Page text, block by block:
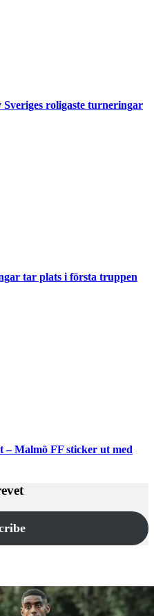
roligaste turneringar
tar plats i första truppen
– Malmö FF sticker ut med